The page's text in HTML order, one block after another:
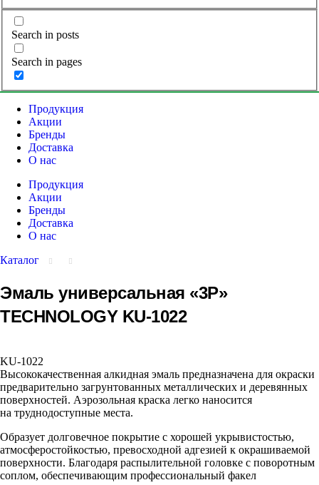
Search in posts
Search in pages
Продукция
Акции
Бренды
Доставка
О нас
Продукция
Акции
Бренды
Доставка
О нас
Каталог
Эмаль универсальная «3P»
TECHNOLOGY KU-1022
KU-1022
Высококачественная алкидная эмаль предназначена для окраски
предварительно загрунтованных металлических и деревянных
поверхностей. Аэрозольная краска легко наносится
на труднодоступные места.
Образует долговечное покрытие с хорошей укрывистостью,
атмосферостойкостью, превосходной адгезией к окрашиваемой
поверхности. Благодаря распылительной головке с поворотным
соплом, обеспечивающим профессиональный факел